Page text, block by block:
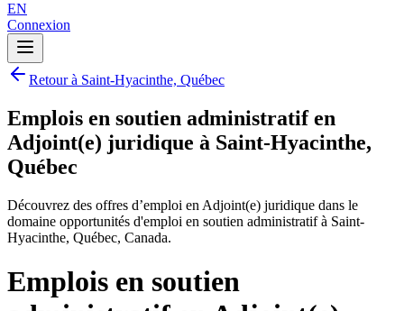
EN
Connexion
Retour à Saint-Hyacinthe, Québec
Emplois en soutien administratif en
Adjoint(e) juridique à Saint-Hyacinthe,
Québec
Découvrez des offres d’emploi en Adjoint(e) juridique dans le
domaine opportunités d'emploi en soutien administratif à Saint-
Hyacinthe, Québec, Canada.
Emplois en soutien